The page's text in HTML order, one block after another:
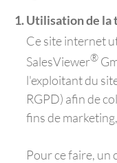
Utilisation de la
Ce site internet
SalesViewer®
l'exploitant du
RGPD) afin de
fins de
Pour ce faire,